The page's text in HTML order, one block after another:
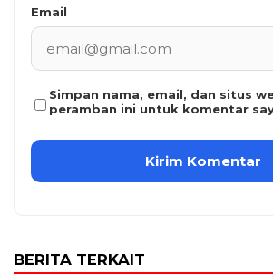
Email
Simpan nama, email, dan situs
peramban ini untuk komentar
BERITA TERKAIT